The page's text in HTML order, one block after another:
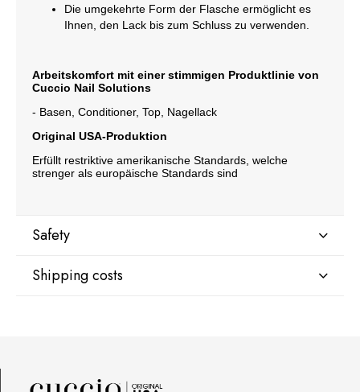
Die umgekehrte Form der Flasche ermöglicht es
Ihnen, den Lack bis zum Schluss zu verwenden.
Arbeitskomfort mit einer stimmigen Produktlinie von
Cuccio Nail Solutions
- Basen, Conditioner, Top, Nagellack
Original USA-Produktion
Erfüllt restriktive amerikanische Standards, welche
strenger als europäische Standards sind
Safety
Manufacturer
800 762 6245
Shipping costs